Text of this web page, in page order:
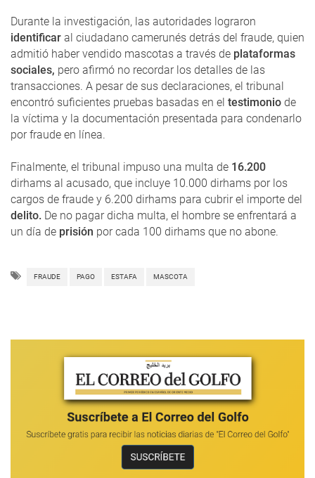
Durante la investigación, las autoridades lograron
identificar al ciudadano camerunés detrás del fraude, quien
admitió haber vendido mascotas a través de plataformas
sociales, pero afirmó no recordar los detalles de las
transacciones. A pesar de sus declaraciones, el tribunal
encontró suficientes pruebas basadas en el testimonio de
la víctima y la documentación presentada para condenarlo
por fraude en línea.
Finalmente, el tribunal impuso una multa de 16.200
dirhams al acusado, que incluye 10.000 dirhams por los
cargos de fraude y 6.200 dirhams para cubrir el importe del
delito. De no pagar dicha multa, el hombre se enfrentará a
un día de prisión por cada 100 dirhams que no abone.
FRAUDE PAGO ESTAFA MASCOTA